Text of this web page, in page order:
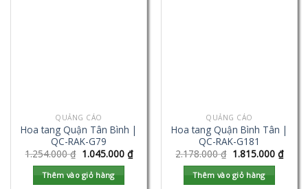
QUẢNG CÁO
Hoa tang Quận Tân Bình |
QC-RAK-G79
1.254.000₫ 1.045.000 ₫
Thêm vào giỏ hàng
QUẢNG CÁO
Hoa tang Quận Bình Tân |
QC-RAK-G181
2.178.000₫ 1.815.000 ₫
Thêm vào giỏ hàng